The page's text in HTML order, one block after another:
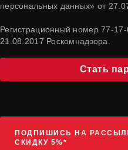
персональных данных» от
Регистрационный номер 77-
21.08.2017 Роскомнадзора.
Стать
ПОДПИШИСЬ НА
СКИДКУ 5%*